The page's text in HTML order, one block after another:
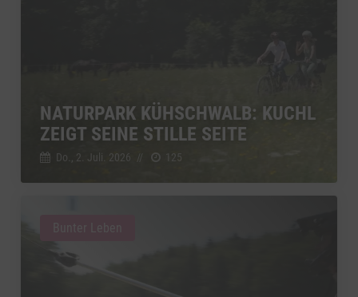
NATURPARK KÜHSCHWALB: KUCHL
ZEIGT SEINE STILLE SEITE
Do., 2. Juli. 2026 // 125